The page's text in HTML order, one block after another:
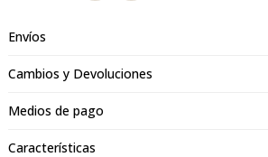
Envíos
Cambios y Devoluciones
Medios de pago
Características